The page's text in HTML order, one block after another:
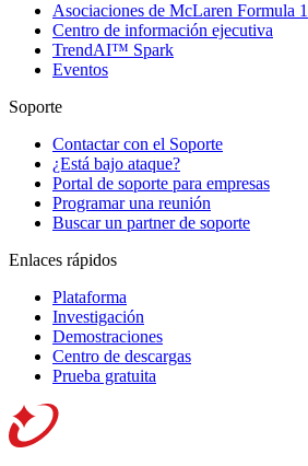
Asociaciones de McLaren Formula 1
Centro de información ejecutiva
TrendAI™ Spark
Eventos
Soporte
Contactar con el Soporte
¿Está bajo ataque?
Portal de soporte para empresas
Programar una reunión
Buscar un partner de soporte
Enlaces rápidos
Plataforma
Investigación
Demostraciones
Centro de descargas
Prueba gratuita